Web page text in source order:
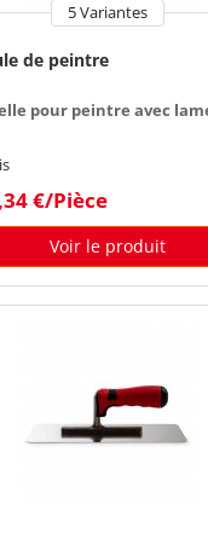
5 Variantes
de peintre
pour peintre avec
€/Pièce
Voir le produit